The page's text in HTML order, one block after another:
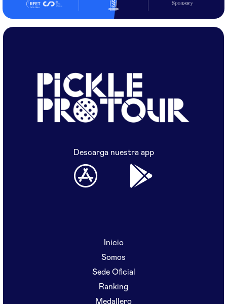
Descarga nuestra app
Inicio
Somos
Sede Oficial
Ranking
Medallero